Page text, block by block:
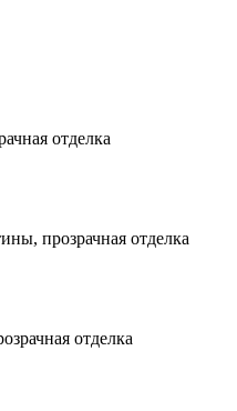
отделка
прозрачная отделка
отделка